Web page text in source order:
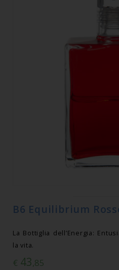
B6 Equilibrium
La Bottiglia dell’Energia:
la vita.
€ 43,85